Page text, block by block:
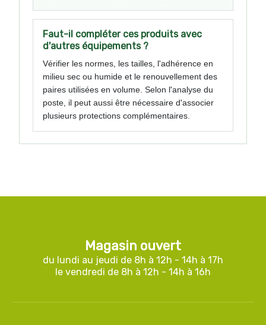
Faut-il compléter ces produits avec
d'autres équipements ?
Vérifier les normes, les tailles, l'adhérence en
milieu sec ou humide et le renouvellement des
paires utilisées en volume. Selon l'analyse du
poste, il peut aussi être nécessaire d'associer
plusieurs protections complémentaires.
Magasin ouvert
du lundi au jeudi de 8h à 12h - 14h à 17h
le vendredi de 8h à 12h - 14h à 16h